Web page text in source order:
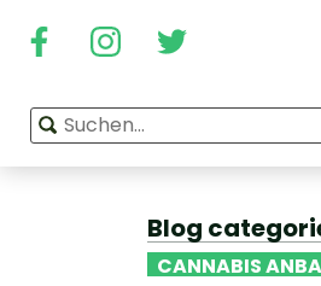
Blog
CANNABIS